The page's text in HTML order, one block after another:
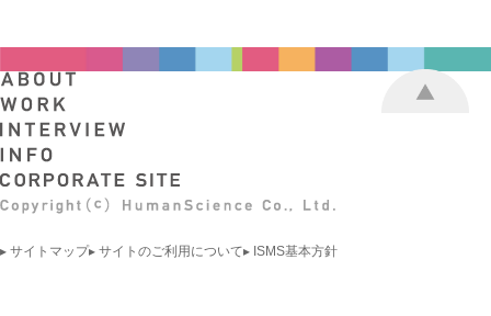
▸ サイトマップ▸ サイトのご利用について▸ ISMS基本方針